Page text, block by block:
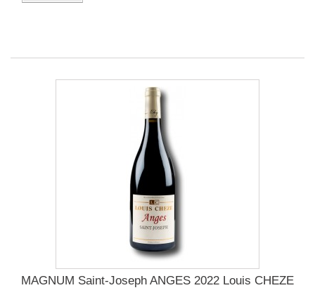
MAGNUM Saint-Joseph ANGES 2022 Louis CHEZE